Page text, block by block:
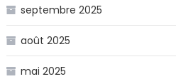
septembre 2025
août 2025
mai 2025